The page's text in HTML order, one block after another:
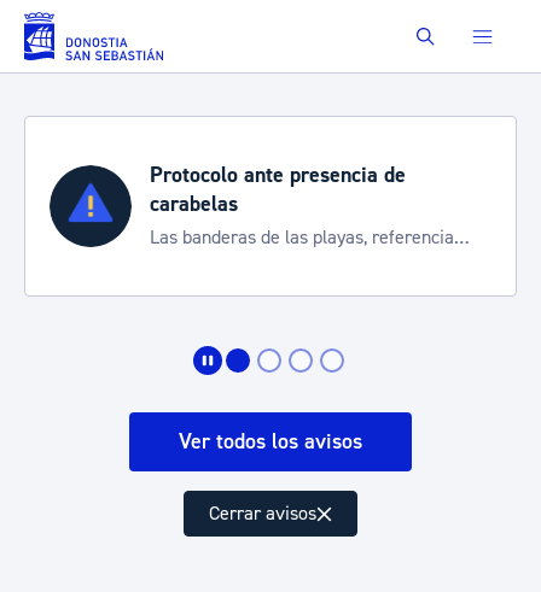
Saltar al contenido principal Buscar
Protocolo ante presencia de
carabelas
Las banderas de las playas, referencia
Ver todos los avisos
Cerrar avisos